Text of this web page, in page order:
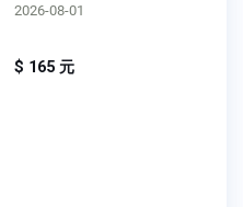
2026-08-01
$ 165 元